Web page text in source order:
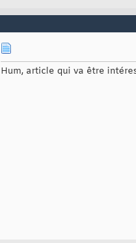
Hum, article qui va être